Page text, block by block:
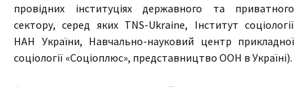
провідних інституціях державного та приватного
сектору, серед яких TNS-Ukraine, Інститут соціології
НАН України, Навчально-науковий центр прикладної
соціології «Соціоплюс», представництво ООН в Україні).